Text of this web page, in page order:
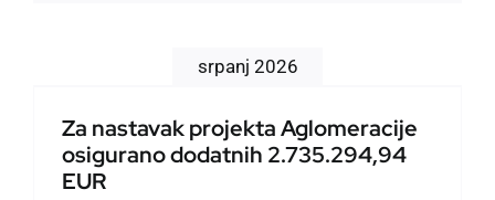
Civilna zaštita
srpanj 2026
Za nastavak projekta Aglomeracije
osigurano dodatnih 2.735.294,94
EUR